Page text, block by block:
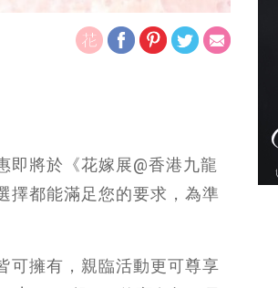
即將於《花嫁展@香港九龍
擇都能滿足您的要求，為準
可擁有，親臨活動更可尊享